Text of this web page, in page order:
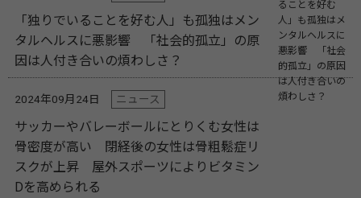
「独りでいることを好む人」も孤独はメン
タルヘルスに悪影響 「社会的孤立」の原
因は人付き合いの煩わしさ？
2024年09月24日 ニュース
サッカーやバレーボールにとりくむ女性は
骨密度が高い 閉経後の女性は骨粗鬆症リ
スクが上昇 屋外スポーツによりビタミン
Dを高められる